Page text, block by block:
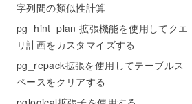
字列間の類似性計算
pg_hint_plan 拡張機能を使用してクエ
リ計画をカスタマイズする
pg_repack拡張を使用してテーブルス
ペースをクリアする